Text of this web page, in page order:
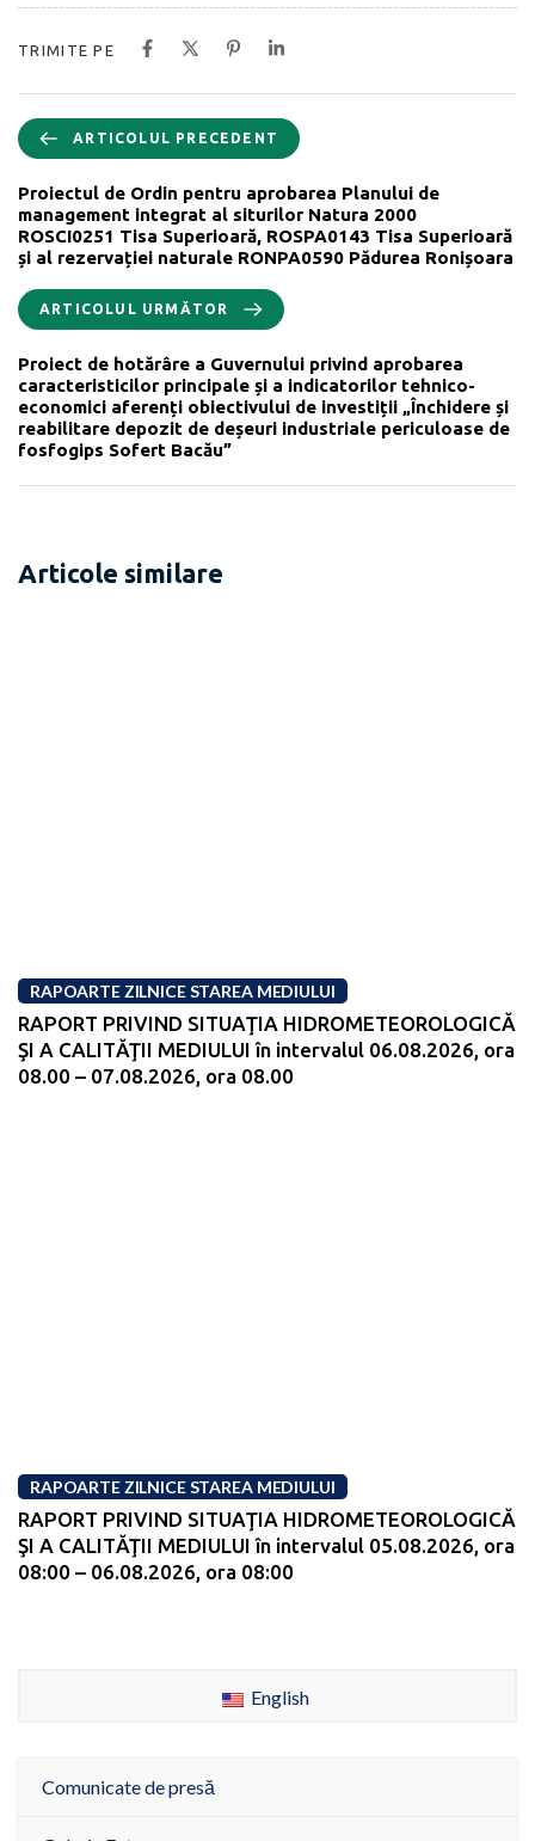
TRIMITE PE
ARTICOLUL PRECEDENT
Proiectul de Ordin pentru aprobarea Planului de
management integrat al siturilor Natura 2000
ROSCI0251 Tisa Superioară, ROSPA0143 Tisa Superioară
și al rezervației naturale RONPA0590 Pădurea Ronișoara
ARTICOLUL URMĂTOR
Proiect de hotărâre a Guvernului privind aprobarea
caracteristicilor principale și a indicatorilor tehnico-
economici aferenți obiectivului de investiții „Închidere și
reabilitare depozit de deșeuri industriale periculoase de
fosfogips Sofert Bacău”
Articole similare
RAPOARTE ZILNICE STAREA MEDIULUI
RAPORT PRIVIND SITUAŢIA HIDROMETEOROLOGICĂ
ŞI A CALITĂŢII MEDIULUI în intervalul 06.08.2026, ora
08.00 – 07.08.2026, ora 08.00
RAPOARTE ZILNICE STAREA MEDIULUI
RAPORT PRIVIND SITUAŢIA HIDROMETEOROLOGICĂ
ŞI A CALITĂŢII MEDIULUI în intervalul 05.08.2026, ora
08:00 – 06.08.2026, ora 08:00
English
Comunicate de presă